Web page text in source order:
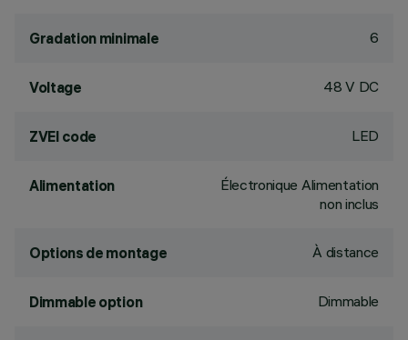
Gradation minimale 6
Voltage 48 V DC
ZVEI code LED
Alimentation
Électronique Alimentation
non inclus
Options de montage À distance
Dimmable option Dimmable